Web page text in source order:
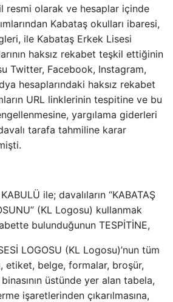
resmi olarak ve hesaplar içinde
Kabataş okulları ibaresi,
ile Kabataş Erkek Lisesi
haksız rekabet teşkil ettiğinin
Twitter, Facebook, Instagram,
hesaplarındaki haksız rekabet
URL linklerinin tespitine ve bu
yargılama giderleri
tarafa tahmiline karar
ile; davalıların “KABATAŞ
(KL Logosu) kullanmak
bulunduğunun TESPİTİNE,
LOGOSU (KL Logosu)’nun tüm
etiket, belge, formalar, broşür,
üstünde yer alan tabela,
işaretlerinden çıkarılmasına,